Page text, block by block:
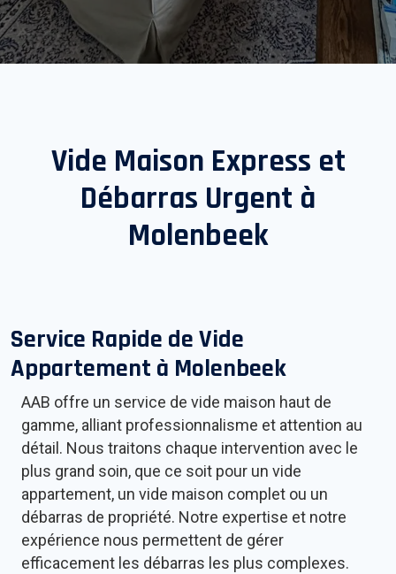
Vide Maison Express et
Débarras Urgent à
Molenbeek
Service Rapide de Vide
Appartement à Molenbeek
AAB offre un service de vide maison haut de
gamme, alliant professionnalisme et attention au
détail. Nous traitons chaque intervention avec le
plus grand soin, que ce soit pour un vide
appartement, un vide maison complet ou un
débarras de propriété. Notre expertise et notre
expérience nous permettent de gérer
efficacement les débarras les plus complexes.